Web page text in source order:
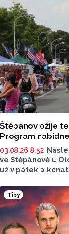
Štěpánov ožije
Program
03.08.26 8:52
ve Štěpánově u
už v pátek a
veselice,
rodinu a na
Tipy